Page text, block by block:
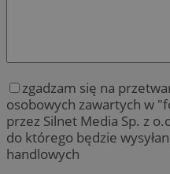
zgadzam się na
osobowych zawartych w
przez Silnet Media Sp. z
do którego będzie
handlowych